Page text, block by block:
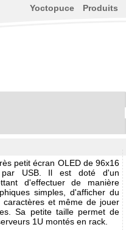
petit écran OLED de 96x16
par USB. Il est doté d'un
d'effectuer de manière
simples, d'afficher du
et même de jouer
Sa petite taille permet de
1U montés en rack.
Yoctopuce Produits